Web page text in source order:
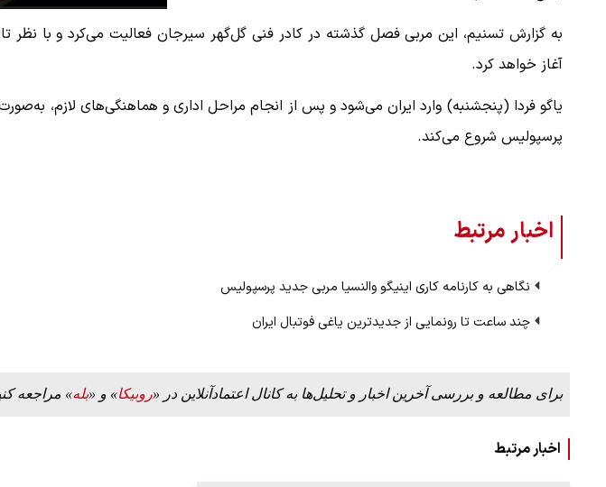
به گزارش تسنیم، این مربی فصل گذشته در کادر فنی گل‌گهر سیرجان فعالیت می‌کرد و با نظر
آغاز خواهد کرد.
یاگو فردا (پنجشنبه) وارد ایران می‌شود و پس از انجام مراحل اداری و هماهنگی‌های لازم،
پرسپولیس شروع می‌کند.
اخبار مرتبط
نگاهی به کارنامه کاری اینیگو والنسیا مربی جدید پرسپولیس
چند ساعت تا رونمایی از جدیدترین یاغی فوتبال ایران
برای مطالعه و بررسی آخرین اخبار و تحلیل‌ها به کانال اعتمادآنلاین در «روبیکا» و «بله» مراجعه
اخبار مرتبط